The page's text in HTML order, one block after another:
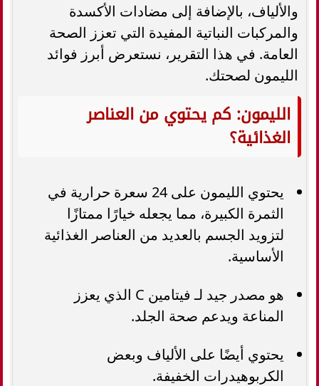
والألياف، بالإضافة إلى مضادات الأكسدة
والمركبات النباتية المفيدة التي تعزز الصحة
العامة. في هذا التقرير، نستعرض أبرز فوائد
الليمون لصحتك.
الليمون: كم يحتوي من العناصر
الغذائية؟
يحتوي الليمون على 24 سعرة حرارية في
الثمرة الكبيرة، مما يجعله خيارًا ممتازًا
لتزويد الجسم بالعديد من العناصر الغذائية
الأساسية.
هو مصدر جيد لـ فيتامين C الذي يعزز
المناعة ويدعم صحة الجلد.
يحتوي أيضًا على الألياف وبعض
الكربوهيدرات الخفيفة.